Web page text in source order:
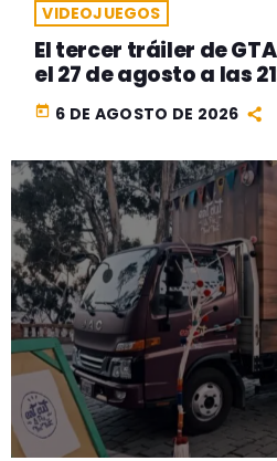
VIDEOJUEGOS
El tercer tráiler de
el 27 de agosto a las
today 6 DE AGOSTO DE 2026